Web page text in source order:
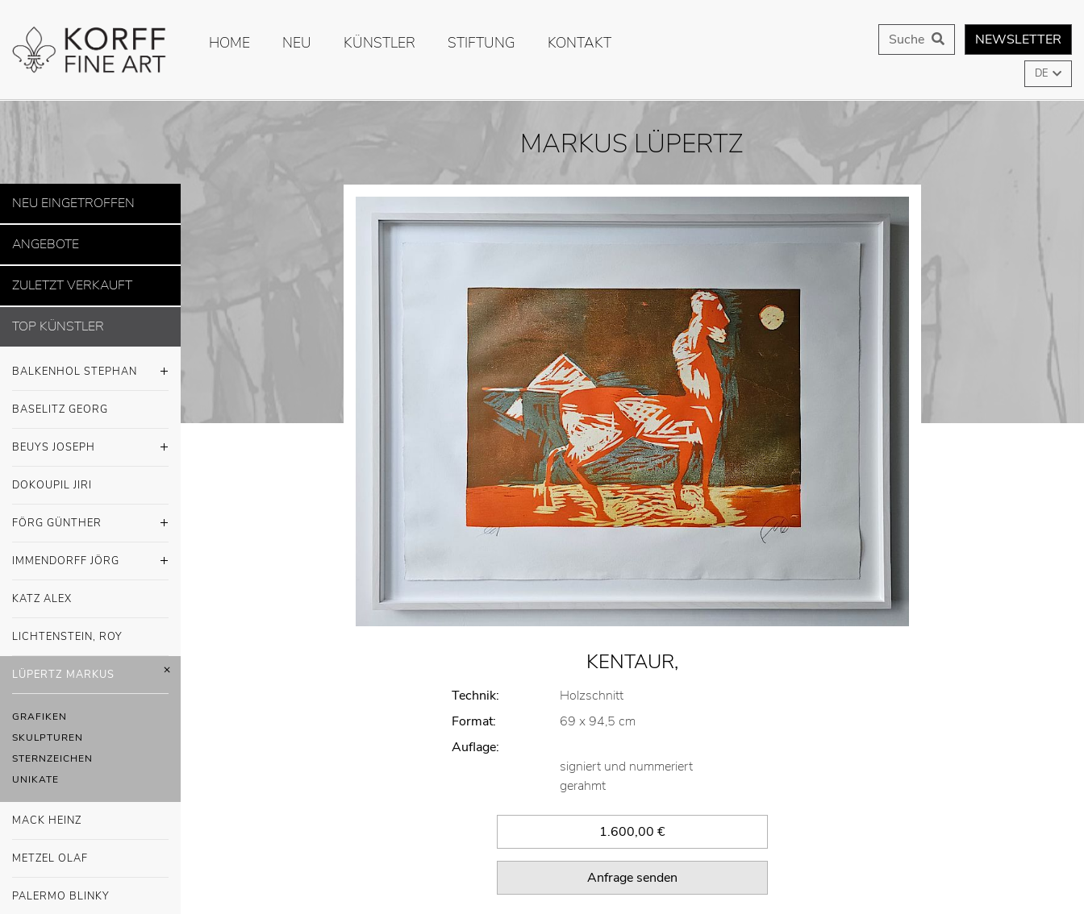
HOME NEU KÜNSTLER STIFTUNG KONTAKT NEWSLETTER
Suche
DE
NEU EINGETROFFEN
ANGEBOTE
ZULETZT VERKAUFT
TOP KÜNSTLER
BALKENHOL STEPHAN
BASELITZ GEORG
BEUYS JOSEPH
DOKOUPIL JIRI
FÖRG GÜNTHER
IMMENDORFF JÖRG
KATZ ALEX
LICHTENSTEIN, ROY
LÜPERTZ MARKUS
GRAFIKEN
SKULPTUREN
STERNZEICHEN
UNIKATE
MACK HEINZ
METZEL OLAF
PALERMO BLINKY
MARKUS LÜPERTZ
KENTAUR,
Technik:
Holzschnitt
Format:
69 x 94,5 cm
Auflage:
signiert und nummeriert
gerahmt
1.600,00 €
Anfrage senden